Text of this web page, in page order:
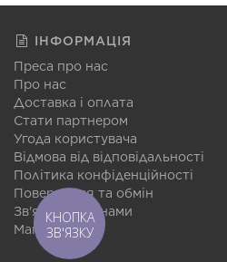
ІНФОРМАЦІЯ
Преса про нас
Про нас
Доставка і оплата
Стати партнером
Угода користувача
Відмова від відповідальності
Політика конфіденційності
Повернення та обмін
Зв'язатися з нами
Мапа сайту
КНОПКА
ЗВ'ЯЗКУ